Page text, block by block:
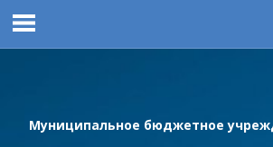
Перейти
Муниципальное бюджетное